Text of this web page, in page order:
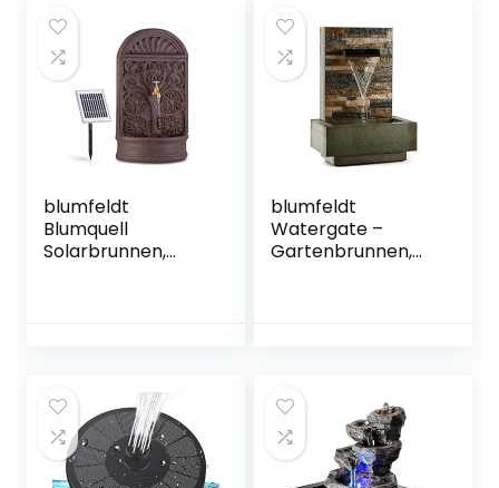
blumfeldt
Blumquell
Solarbrunnen,
draußen, Florale
Muster, mit Akku,
extra langes Kabel:
5 m, braun
blumfeldt
Watergate –
Gartenbrunnen,
Watt Pumpe, 10 m
Kabel, verzinktes
Metall, IPX8
Schutzart, grau